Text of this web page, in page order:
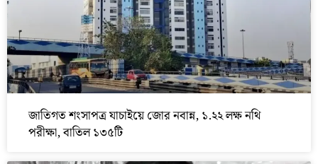
জাতিগত শংসাপত্র যাচাইয়ে জোর নবান্ন, ১.২২ লক্ষ নথি
পরীক্ষা, বাতিল ১৩৫টি